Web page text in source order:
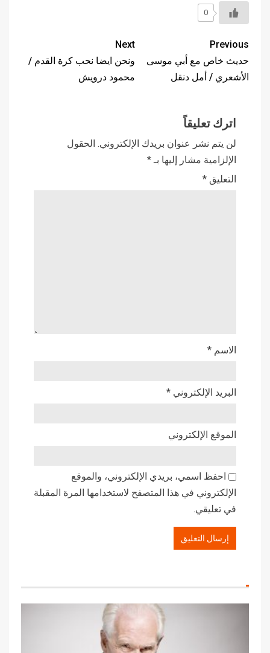
0
Previous
حديث خاص مع أبي موسى
الأشعري / أمل دنقل
Next
ونحن ايضا نحب كرة القدم /
محمود درويش
اترك تعليقاً
لن يتم نشر عنوان بريدك الإلكتروني. الحقول
الإلزامية مشار إليها بـ*
التعليق *
الاسم *
البريد الإلكتروني *
الموقع الإلكتروني
احفظ اسمي، بريدي الإلكتروني، والموقع
الإلكتروني في هذا المتصفح لاستخدامها المرة المقبلة
في تعليقي.